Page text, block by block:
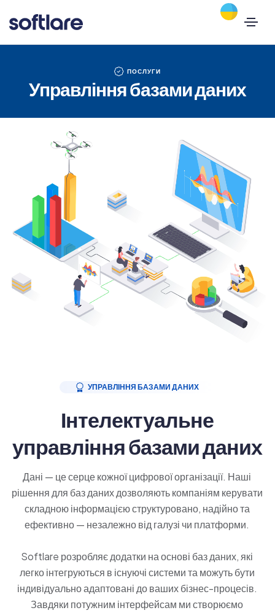
ПОСЛУГИ
Управління базами даних
УПРАВЛІННЯ БАЗАМИ ДАНИХ
Інтелектуальне
управління базами даних
Дані — це серце кожної цифрової організації. Наші
рішення для баз даних дозволяють компаніям керувати
складною інформацією структуровано, надійно та
ефективно — незалежно від галузі чи платформи.
Softlare розробляє додатки на основі баз даних, які
легко інтегруються в існуючі системи та можуть бути
індивідуально адаптовані до ваших бізнес-процесів.
Завдяки потужним інтерфейсам ми створюємо